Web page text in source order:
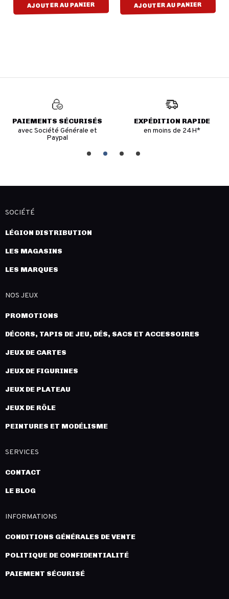
AJOUTER AU PANIER AJOUTER AU PANIER
PAIEMENTS SÉCURISÉS
avec Société Générale et
Paypal
EXPÉDITION RAPIDE
en moins de 24H*
SOCIÉTÉ
LÉGION DISTRIBUTION
LES MAGASINS
LES MARQUES
NOS JEUX
PROMOTIONS
DÉCORS, TAPIS DE JEU, DÉS, SACS ET ACCESSOIRES
JEUX DE CARTES
JEUX DE FIGURINES
JEUX DE PLATEAU
JEUX DE RÔLE
PEINTURES ET MODÉLISME
SERVICES
CONTACT
LE BLOG
INFORMATIONS
CONDITIONS GÉNÉRALES DE VENTE
POLITIQUE DE CONFIDENTIALITÉ
PAIEMENT SÉCURISÉ